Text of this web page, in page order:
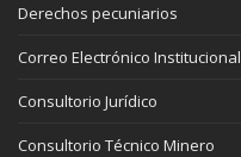
Derechos pecuniarios
Correo Electrónico Institucional
Consultorio Jurídico
Consultorio Técnico Minero